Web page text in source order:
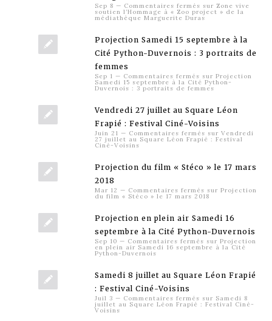
Sep 8 — Commentaires fermés sur Zone vive
soutien l’Hommage à « Zoo project » de la
médiathèque Marguerite Duras
Projection Samedi 15 septembre à la
Cité Python-Duvernois : 3 portraits de
femmes
Sep 1 — Commentaires fermés sur Projection
Samedi 15 septembre à la Cité Python-
Duvernois : 3 portraits de femmes
Vendredi 27 juillet au Square Léon
Frapié : Festival Ciné-Voisins
Juin 21 — Commentaires fermés sur Vendredi
27 juillet au Square Léon Frapié : Festival
Ciné-Voisins
Projection du film « Stéco » le 17 mars
2018
Mar 12 — Commentaires fermés sur Projection
du film « Stéco » le 17 mars 2018
Projection en plein air Samedi 16
septembre à la Cité Python-Duvernois
Sep 10 — Commentaires fermés sur Projection
en plein air Samedi 16 septembre à la Cité
Python-Duvernois
Samedi 8 juillet au Square Léon Frapié
: Festival Ciné-Voisins
Juil 3 — Commentaires fermés sur Samedi 8
juillet au Square Léon Frapié : Festival Ciné-
Voisins